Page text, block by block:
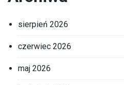
sierpień 2026
czerwiec 2026
maj 2026